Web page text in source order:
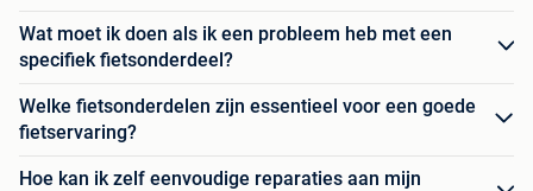
Wat moet ik doen als ik een probleem heb met een
specifiek fietsonderdeel?
Welke fietsonderdelen zijn essentieel voor een goede
fietservaring?
Hoe kan ik zelf eenvoudige reparaties aan mijn